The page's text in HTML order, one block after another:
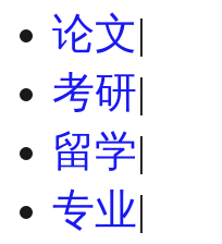
论文|
考研|
留学|
专业|